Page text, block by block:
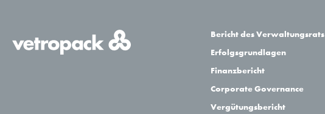
Bericht des Verwaltungsrats
Erfolgsgrundlagen
Finanzbericht
Corporate Governance
Vergütungsbericht